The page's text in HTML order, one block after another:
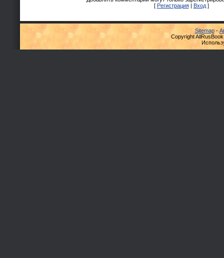
[ Регистрация| Вход]
Sitemap-
Copyright